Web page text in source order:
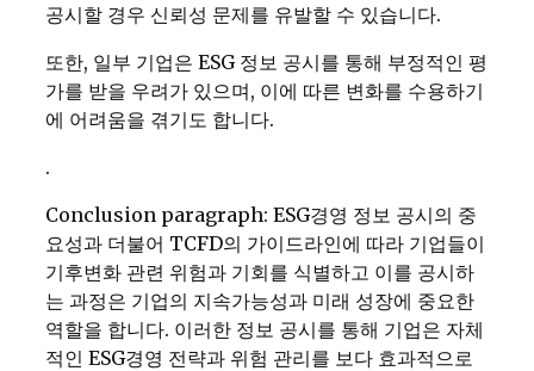
공시할 경우 신뢰성 문제를 유발할 수 있습니다.
또한, 일부 기업은 ESG 정보 공시를 통해 부정적인 평
가를 받을 우려가 있으며, 이에 따른 변화를 수용하기
에 어려움을 겪기도 합니다.
.
Conclusion paragraph: ESG경영 정보 공시의 중
요성과 더불어 TCFD의 가이드라인에 따라 기업들이
기후변화 관련 위험과 기회를 식별하고 이를 공시하
는 과정은 기업의 지속가능성과 미래 성장에 중요한
역할을 합니다. 이러한 정보 공시를 통해 기업은 자체
적인 ESG경영 전략과 위험 관리를 보다 효과적으로